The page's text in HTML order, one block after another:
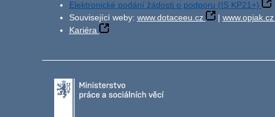
Elektronické podání žádosti o podporu (IS KP21+)
Související weby: www.dotaceeu.cz | www.opjak.cz
Kariéra